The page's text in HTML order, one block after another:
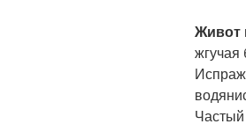
Живот
жгучая